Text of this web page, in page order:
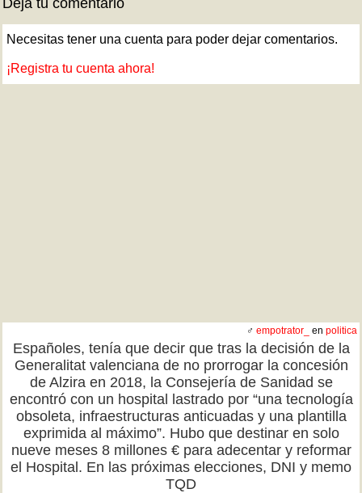
Deja tu comentario
Necesitas tener una cuenta para poder dejar comentarios.
¡Registra tu cuenta ahora!
♂ empotrator_ en politica
Españoles, tenía que decir que tras la decisión de la
Generalitat valenciana de no prorrogar la concesión
de Alzira en 2018, la Consejería de Sanidad se
encontró con un hospital lastrado por “una tecnología
obsoleta, infraestructuras anticuadas y una plantilla
exprimida al máximo”. Hubo que destinar en solo
nueve meses 8 millones € para adecentar y reformar
el Hospital. En las próximas elecciones, DNI y memo
TQD